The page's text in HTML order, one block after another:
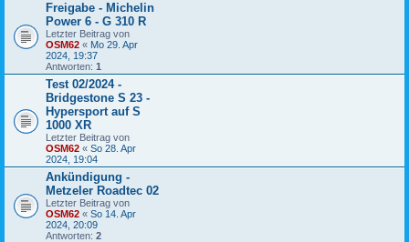
Freigabe - Michelin
Power 6 - G 310 R
Letzter Beitrag von
OSM62 « Mo 29. Apr
2024, 19:37
Antworten: 1
Test 02/2024 -
Bridgestone S 23 -
Hypersport auf S
1000 XR
Letzter Beitrag von
OSM62 « So 28. Apr
2024, 19:04
Ankündigung -
Metzeler Roadtec 02
Letzter Beitrag von
OSM62 « So 14. Apr
2024, 20:09
Antworten: 2